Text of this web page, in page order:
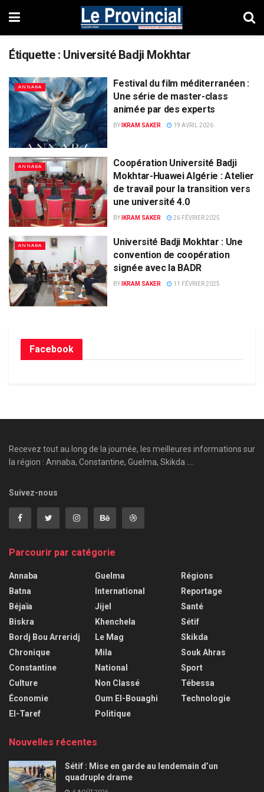
Étiquette : Université Badji Mokhtar
ANNABA
Festival du film méditerranéen :
Une série de master-class
animée par des experts
BY IKRAM SAKER 19 AVRIL 2026
ANNABA
Coopération Université Badji
Mokhtar-Huawei Algérie : Atelier
de travail pour la transition vers
une université 4.0
BY IKRAM SAKER 26 FÉVRIER 2025
ANNABA
Université Badji Mokhtar : Une
convention de coopération
signée avec la BADR
BY IKRAM SAKER 11 FÉVRIER 2025
Facebook
Recevez tout au long de la journée, les meilleures informations sur
la région : Annaba, Constantine, Guelma, Skikda ....
Suivez-nous
Parcourir par catégorie
Annaba
Batna
Béjaïa
Biskra
Bordj Bou Arreridj
Chronique
Constantine
Culture
Économie
El-Taref
Guelma
International
Jijel
Khenchela
Le Mag
Mila
National
Non Classé
Oum El-Bouaghi
Politique
Régions
Reportage
Santé
Sétif
Skikda
Souk Ahras
Sport
Tébessa
Technologie
Nouvelles récentes
Sétif : Mise en garde au lendemain d’un
quadruple drame